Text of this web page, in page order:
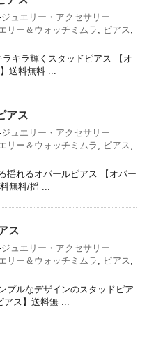
ジュエリー・アクセサリー
リー＆ウォッチミムラ ピアス
キラ輝くスタッドピアス 【オ
送料無料 ...
アス
ジュエリー・アクセサリー
リー＆ウォッチミムラ ピアス
揺れるオパールピアス 【オパー
無料/揺 ...
ス
ジュエリー・アクセサリー
リー＆ウォッチミムラ ピアス
プルなデザインのスタッドピア
ス】送料無 ...